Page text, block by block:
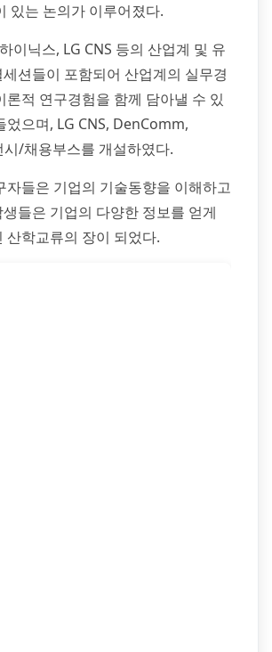
있는 논의가 이루어졌다.
이닉스, LG CNS 등의 산업계 및 유
션들이 포함되어 산업계의 실무경
론적 연구경험을 함께 담아낼 수 있
었으며, LG CNS, DenComm,
시/채용부스를 개설하였다.
자들은 기업의 기술동향을 이해하고
들은 기업의 다양한 정보를 얻게
산학교류의 장이 되었다.